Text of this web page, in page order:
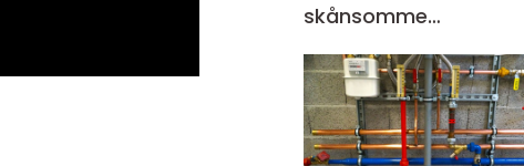
skånsomme
behandlinger for glatt
hud